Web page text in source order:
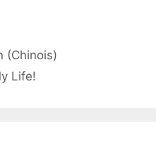
(Chinois)
Life!